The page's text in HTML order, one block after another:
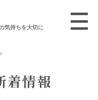
気持ちを大切に
着情報